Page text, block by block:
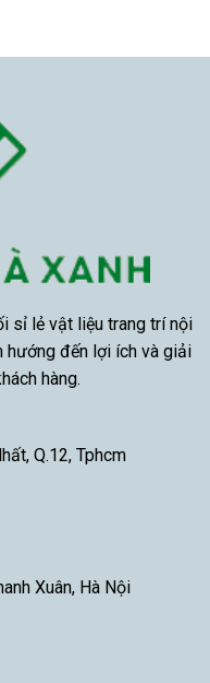
sỉ lẻ vật liệu trang trí nội
hướng đến lợi ích và giải
hàng.
Q.12, Tphcm
Xuân, Hà Nội